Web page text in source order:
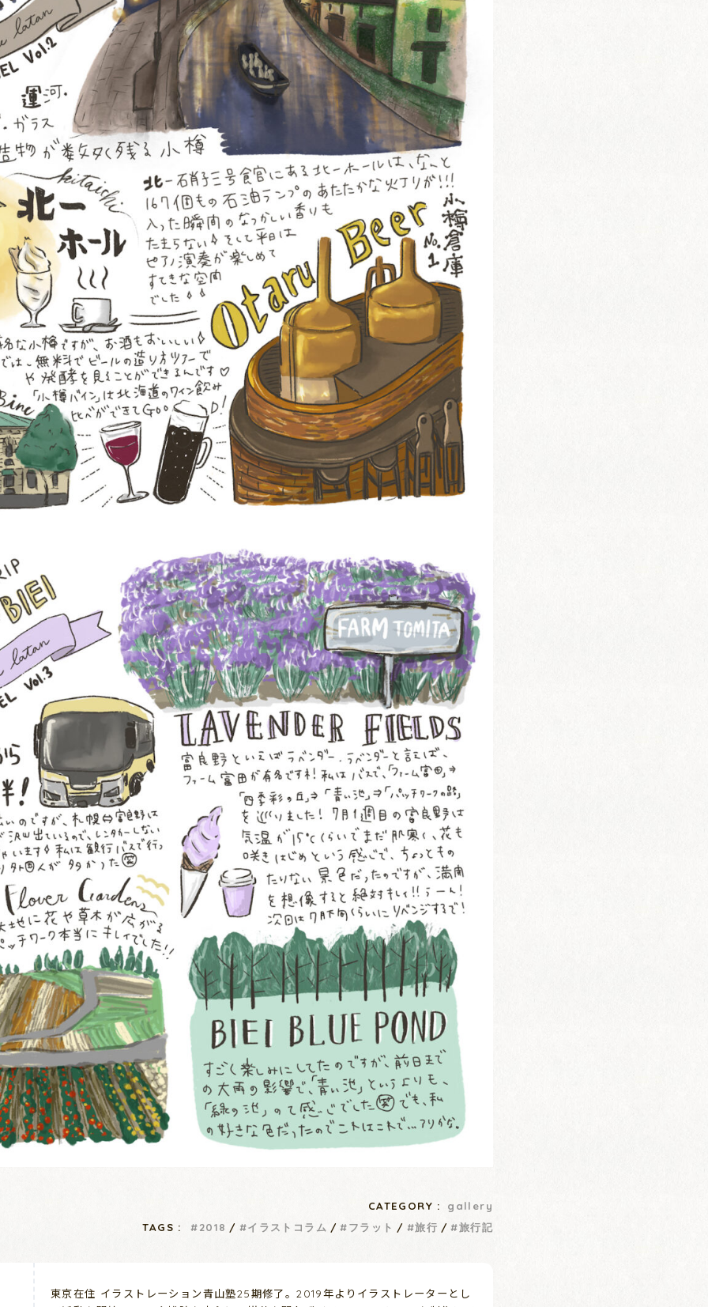
CATEGORY :
gallery
TAGS :
2018 イラストコラム フラット 旅行 旅行記
東京在住 イラストレーション青山塾25期修了。2019年よりイラストレーターとし